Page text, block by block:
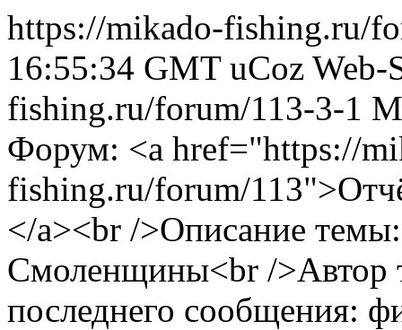
https://mikado-fishing.ru/
16:55:34 GMT uCoz Web-
fishing.ru/forum/113-3-1
Форум: <a href="https://
fishing.ru/forum/
</a><br />Описание
Смоленщины<br />Автор
последнего сообщения: